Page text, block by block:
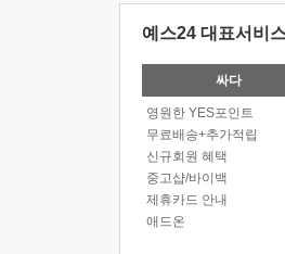
예스24 대표서비
싸다
영원한 YES포인트
무료배송+추가적립
신규회원 혜택
중고샵/바이백
제휴카드 안내
애드온